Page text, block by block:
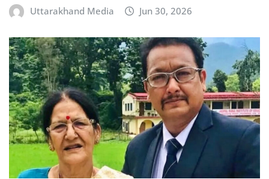
Uttarakhand Media Jun 30, 2026